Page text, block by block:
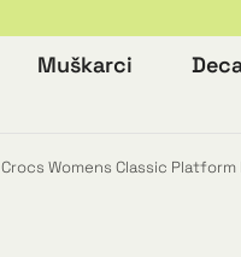
Muškarci
Crocs Womens Classic Platform